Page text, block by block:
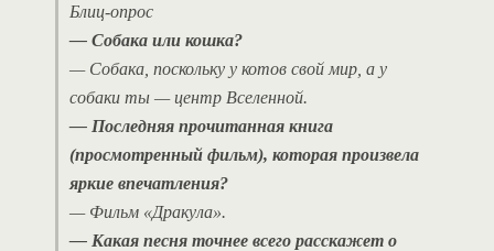
Блиц-опрос
— Собака или кошка?
— Собака, поскольку у котов свой мир, а у
собаки ты — центр Вселенной.
— Последняя прочитанная книга
(просмотренный фильм), которая произвела
яркие впечатления?
— Фильм «Дракула».
— Какая песня точнее всего расскажет о